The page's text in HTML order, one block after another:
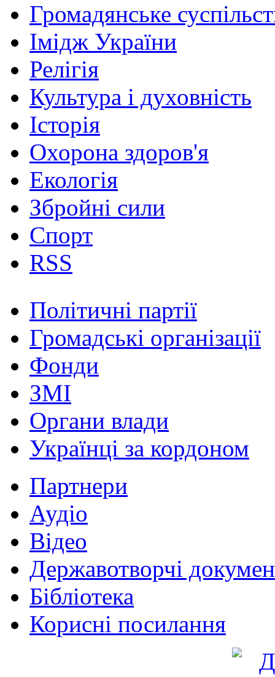
Громадянське
Імідж України
Релігія
Культура і духовність
Історія
Охорона здоров'я
Екологія
Збройні сили
Спорт
RSS
Політичні партії
Громадські організації
Фонди
ЗМІ
Органи влади
Українці за кордоном
Партнери
Аудіо
Відео
Державотворчі
Бібліотека
Корисні посилання